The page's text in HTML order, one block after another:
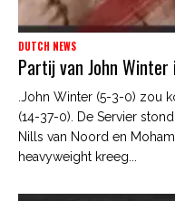
DUTCH NEWS
Partij van John
.John Winter (5-3-0) zou
(14-37-0). De Servier
Nills van Noord en
heavyweight kreeg...